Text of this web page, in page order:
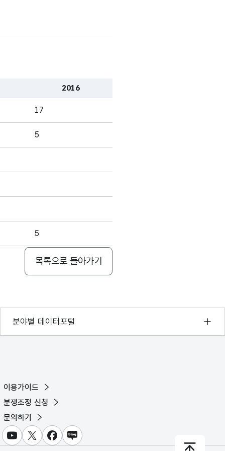
용
(VARCHAR)
3
2016
17
5
5
20
275
목록으로 돌아가기
분야별 데이터포털
기상자료개방포털
국토교통부 공간정보오픈플랫폼
농림축산식품 공공데이터포털
보건의료빅데이터개방시스템
식품의약품안전처 데이터포털
이용가이드
분쟁조정 신청
문의하기
유튜브X 페이스북
블로그